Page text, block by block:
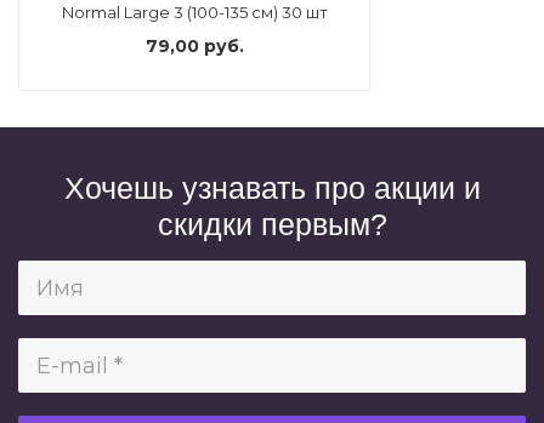
Normal Large 3 (100-135 см) 30 шт
79,00 руб.
Хочешь узнавать про акции и
скидки первым?